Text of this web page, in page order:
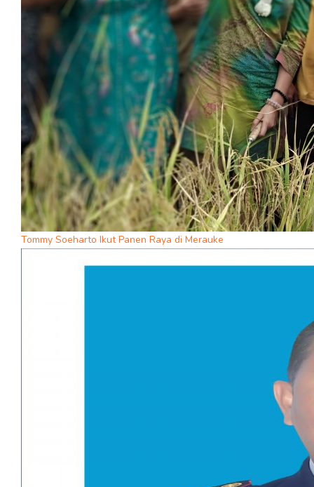
Tommy Soeharto Ikut Panen Raya di Merauke